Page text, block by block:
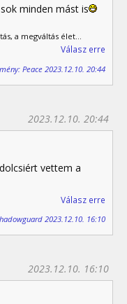
minden mást is
a megváltás élet...
Válasz erre
Peace 2023.12.10. 20:44
2023.12.10. 20:44
vettem a
Válasz erre
2023.12.10. 16:10
2023.12.10. 16:10